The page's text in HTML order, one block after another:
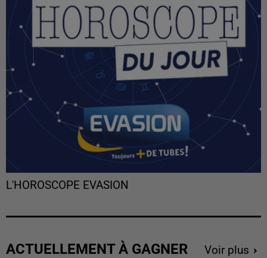
L'HOROSCOPE EVASION
ACTUELLEMENT À GAGNER Voir plus